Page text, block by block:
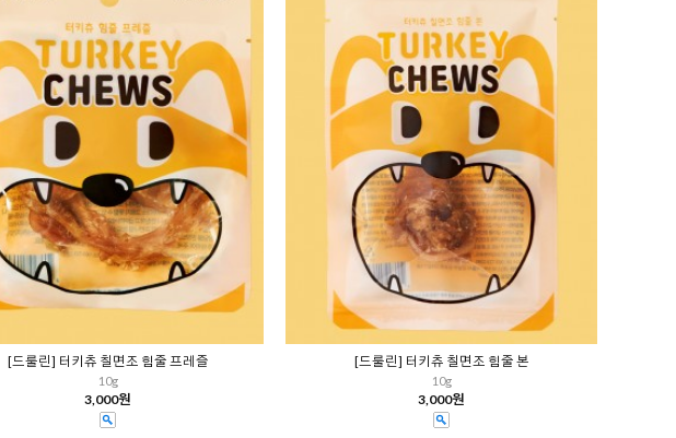
[드룰린] 터키츄 칠면조 힘줄 프레즐
10g
3,000원
[드룰린] 터키츄 칠면조 힘줄 본
10g
3,000원